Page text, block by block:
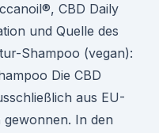
CBD Daily
und Quelle des
Shampoo (vegan):
Die CBD
aus EU-
In den